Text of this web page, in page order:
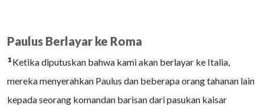
Paulus Berlayar ke Roma
1 Ketika diputuskan bahwa kami akan berlayar ke Italia,
mereka menyerahkan Paulus dan beberapa orang tahanan lain
kepada seorang komandan barisan dari pasukan kaisar